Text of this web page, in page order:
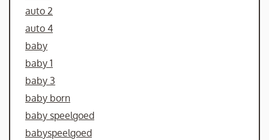
auto 2
auto 4
baby
baby 1
baby 3
baby born
baby speelgoed
babyspeelgoed